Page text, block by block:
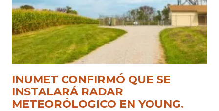
INUMET CONFIRMÓ QUE SE
INSTALARÁ RADAR
METEORÓLOGICO EN YOUNG.